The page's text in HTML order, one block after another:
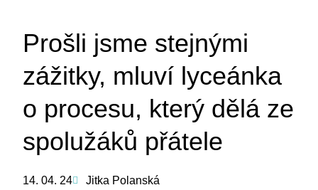
Prošli jsme stejnými
zážitky, mluví lyceánka
o procesu, který dělá ze
spolužáků přátele
14. 04. 24 Jitka Polanská